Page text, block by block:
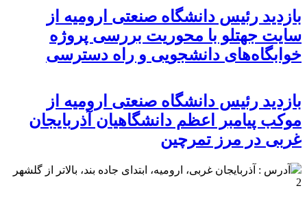
بازدید رئیس دانشگاه صنعتی ارومیه از
سایت جهتلو با محوریت بررسی پروژه
خوابگاه‌های دانشجویی و راه دسترسی
بازدید رئیس دانشگاه صنعتی ارومیه از
موکب پیامبر اعظم دانشگاهیان آذربایجان
غربی در مرز تمرچین
آدرس : آذربایجان غربی، ارومیه، ابتدای جاده بند، بالاتر از گلشهر
2